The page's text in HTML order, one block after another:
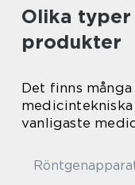
Olika
produkter
Det finns
vanligaste